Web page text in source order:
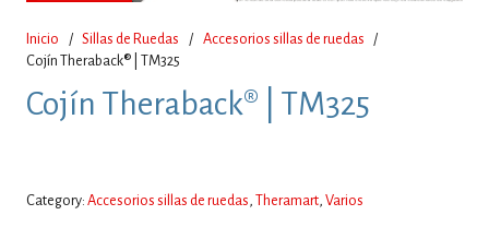
Inicio / Sillas de Ruedas / Accesorios sillas de ruedas
/
Cojín Theraback® | TM325
Cojín Theraback® | TM325
Category: Accesorios sillas de ruedas , Theramart, Varios